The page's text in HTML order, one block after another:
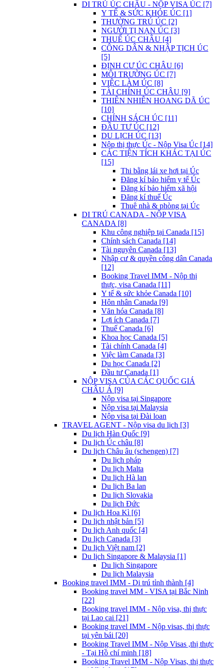
DI TRÚ ÚC CHÂU - NỘP VISA ÚC [7]
Y TẾ & SỨC KHỎE ÚC [1]
THƯỜNG TRÚ ÚC [2]
NGƯỜI TỊ NẠN ÚC [3]
THUẾ ÚC CHÂU [4]
CÔNG DÂN & NHẬP TỊCH ÚC
[5]
ĐỊNH CƯ ÚC CHÂU [6]
MÔI TRƯỜNG ÚC [7]
VIỆC LÀM ÚC [8]
TÀI CHÍNH ÚC CHÂU [9]
THIÊN NHIÊN HOANG DÃ ÚC
[10]
CHÍNH SÁCH ÚC [11]
ĐẦU TƯ ÚC [12]
DU LỊCH ÚC [13]
Nộp thị thực Úc - Nộp Visa Úc [14]
CÁC TIỆN TÍCH KHÁC TẠI ÚC
[15]
Thi bằng lái xe hơi tại Úc
Đăng kí bảo hiểm y tế Úc
Đăng kí bảo hiểm xã hội
Đăng kí thuế Úc
Thuê nhà & phòng tại Úc
DI TRÚ CANADA - NỘP VISA
CANADA [8]
Khu công nghiệp tại Canada [15]
Chính sách Canada [14]
Tài nguyên Canada [13]
Nhập cư & quyền công dân Canada
[12]
Booking Travel IMM - Nộp thị
thực, visa Canada [11]
Y tế & sức khỏe Canada [10]
Hôn nhân Canada [9]
Văn hóa Canada [8]
Lợi ích Canada [7]
Thuế Canada [6]
Khoa học Canada [5]
Tài chính Canada [4]
Việc làm Canada [3]
Du học Canada [2]
Đầu tư Canada [1]
NỘP VISA CỦA CÁC QUỐC GIÁ
CHÂU Á [9]
Nộp visa tại Singapore
Nộp visa tại Malaysia
Nộp visa tại Đài loan
TRAVEL AGENT - Nộp visa du lịch [3]
Du lịch Hàn Quốc [9]
Du lịch Úc châu [8]
Du lịch Châu âu (schengen) [7]
Du lịch pháp
Du lịch Malta
Du lịch Hà lan
Du lịch Ba lan
Du lịch Slovakia
Du lịch Đức
Du lịch Hoa Kì [6]
Du lịch nhật bản [5]
Du lịch Anh quốc [4]
Du lịch Canada [3]
Du lịch Việt nam [2]
Du lịch Singapore & Malaysia [1]
Du lịch Singapore
Du lịch Malaysia
Booking travel IMM - Di trú tỉnh thành [4]
Booking travel MM - VISA tại Bắc Ninh
[22]
Booking travel IMM - Nộp visa, thị thực
tại Lao cai [21]
Booking travel IMM - Nộp visas, thị thực
tại yên bái [20]
Booking Travel IMM - Nộp Visas ,thị thực
- Tại Hồ chí minh [18]
Booking Travel IMM - Nộp Visas, thị thực